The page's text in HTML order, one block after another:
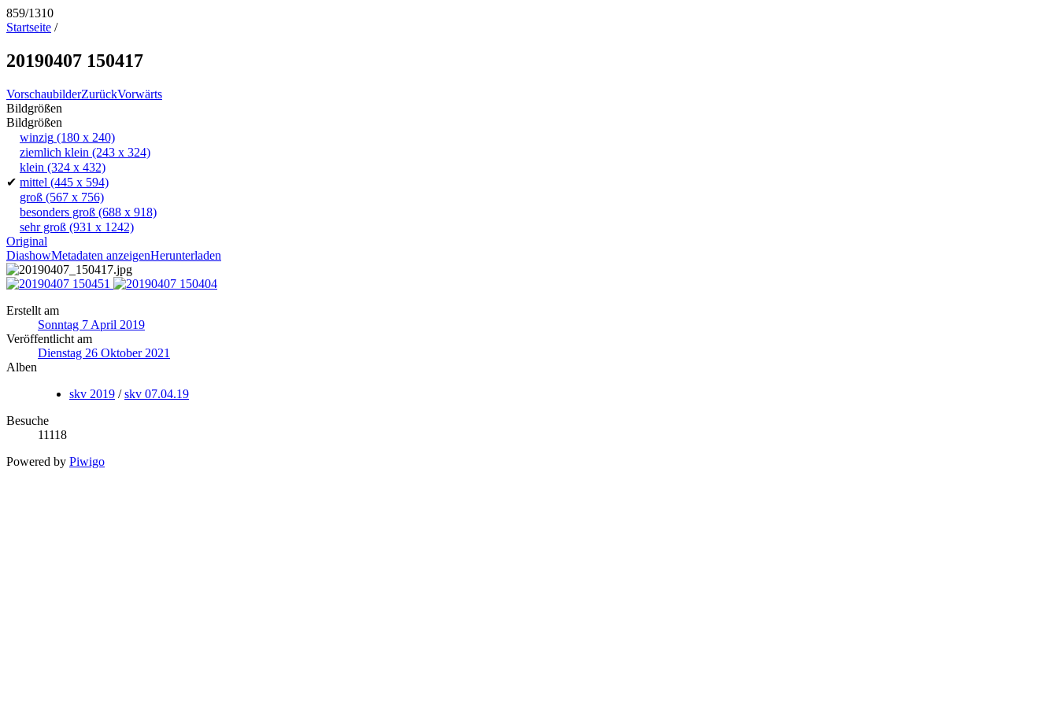
859/1310
Startseite /
20190407 150417
VorschaubilderZurückVorwärts
Bildgrößen
Bildgrößen
winzig (180 x 240)
ziemlich klein (243 x 324)
klein (324 x 432)
✔ mittel (445 x 594)
groß (567 x 756)
besonders groß (688 x 918)
sehr groß (931 x 1242)
Original
DiashowMetadaten anzeigenHerunterladen
Erstellt am
Sonntag 7 April 2019
Veröffentlicht am
Dienstag 26 Oktober 2021
Alben
skv 2019 /skv 07.04.19
Besuche
11118
Powered by Piwigo